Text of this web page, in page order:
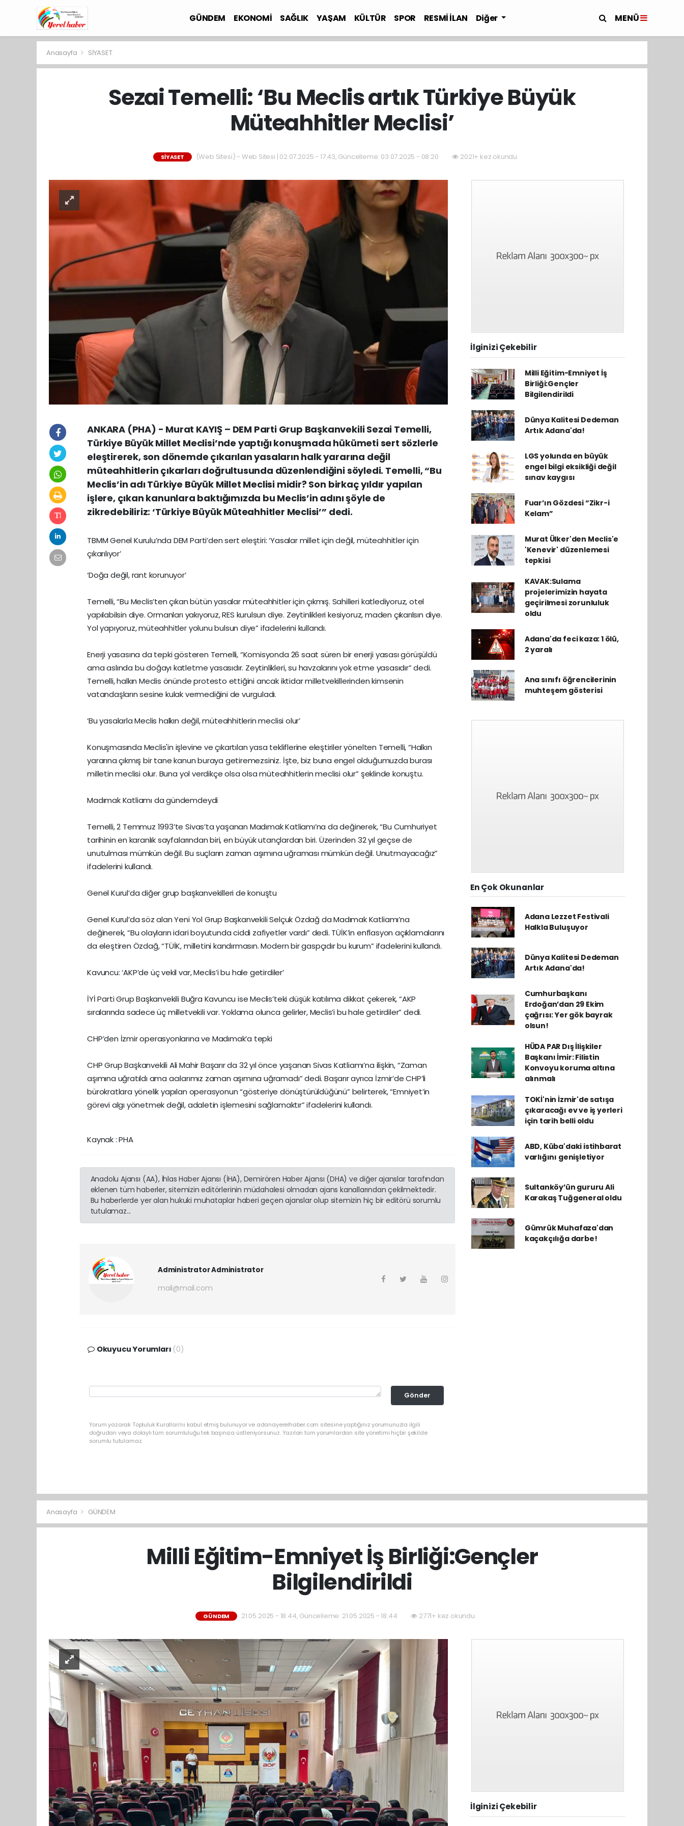
GÜNDEM EKONOMİ SAĞLIK YAŞAM KÜLTÜR SPOR RESMİ İLAN Diğer MENÜ
Anasayfa SİYASET
Sezai Temelli: ‘Bu Meclis artık Türkiye Büyük
Müteahhitler Meclisi’
SİYASET (Web Sitesi) - Web Sitesi | 02.07.2025 - 17:43, Güncelleme: 03.07.2025 - 08:20 2021+ kez okundu.
ANKARA (PHA) - Murat KAYIŞ – DEM Parti Grup Başkanvekili Sezai Temelli,
Türkiye Büyük Millet Meclisi’nde yaptığı konuşmada hükümeti sert sözlerle
eleştirerek, son dönemde çıkarılan yasaların halk yararına değil
müteahhitlerin çıkarları doğrultusunda düzenlendiğini söyledi. Temelli, “Bu
Meclis’in adı Türkiye Büyük Millet Meclisi midir? Son birkaç yıldır yapılan
işlere, çıkan kanunlara baktığımızda bu Meclis’in adını şöyle de
zikredebiliriz: ‘Türkiye Büyük Müteahhitler Meclisi’” dedi.
TBMM Genel Kurulu’nda DEM Parti’den sert eleştiri: ‘Yasalar millet için değil, müteahhitler için
çıkarılıyor’
‘Doğa değil, rant korunuyor’
Temelli, “Bu Meclis’ten çıkan bütün yasalar müteahhitler için çıkmış. Sahilleri katlediyoruz, otel
yapılabilsin diye. Ormanları yakıyoruz, RES kurulsun diye. Zeytinlikleri kesiyoruz, maden çıkarılsın diye.
Yol yapıyoruz, müteahhitler yolunu bulsun diye” ifadelerini kullandı.
Enerji yasasına da tepki gösteren Temelli, “Komisyonda 26 saat süren bir enerji yasası görüşüldü
ama aslında bu doğayı katletme yasasıdır. Zeytinlikleri, su havzalarını yok etme yasasıdır” dedi.
Temelli, halkın Meclis önünde protesto ettiğini ancak iktidar milletvekillerinden kimsenin
vatandaşların sesine kulak vermediğini de vurguladı.
‘Bu yasalarla Meclis halkın değil, müteahhitlerin meclisi olur’
Konuşmasında Meclis'in işlevine ve çıkartılan yasa tekliflerine eleştiriler yönelten Temelli, “Halkın
yararına çıkmış bir tane kanun buraya getiremezsiniz. İşte, biz buna engel olduğumuzda burası
milletin meclisi olur. Buna yol verdikçe olsa olsa müteahhitlerin meclisi olur” şeklinde konuştu.
Madımak Katliamı da gündemdeydi
Temelli, 2 Temmuz 1993’te Sivas’ta yaşanan Madımak Katliamı’na da değinerek, “Bu Cumhuriyet
tarihinin en karanlık sayfalarından biri, en büyük utançlardan biri. Üzerinden 32 yıl geçse de
unutulması mümkün değil. Bu suçların zaman aşımına uğraması mümkün değil. Unutmayacağız”
ifadelerini kullandı.
Genel Kurul’da diğer grup başkanvekilleri de konuştu
Genel Kurul’da söz alan Yeni Yol Grup Başkanvekili Selçuk Özdağ da Madımak Katliamı’na
değinerek, “Bu olayların idari boyutunda ciddi zafiyetler vardı” dedi. TÜİK’in enflasyon açıklamalarını
da eleştiren Özdağ, “TÜİK, milletini kandırmasın. Modern bir gaspçıdır bu kurum” ifadelerini kullandı.
Kavuncu: ‘AKP’de üç vekil var, Meclis’i bu hale getirdiler’
İYİ Parti Grup Başkanvekili Buğra Kavuncu ise Meclis’teki düşük katılıma dikkat çekerek, “AKP
sıralarında sadece üç milletvekili var. Yoklama olunca gelirler, Meclis’i bu hale getirdiler” dedi.
CHP’den İzmir operasyonlarına ve Madımak’a tepki
CHP Grup Başkanvekili Ali Mahir Başarır da 32 yıl önce yaşanan Sivas Katliamı’na ilişkin, “Zaman
aşımına uğratıldı ama acılarımız zaman aşımına uğramadı” dedi. Başarır ayrıca İzmir’de CHP’li
bürokratlara yönelik yapılan operasyonun “gösteriye dönüştürüldüğünü” belirterek, “Emniyet’in
görevi algı yönetmek değil, adaletin işlemesini sağlamaktır” ifadelerini kullandı.
Kaynak : PHA
Anadolu Ajansı (AA), İhlas Haber Ajansı (İHA), Demirören Haber Ajansı (DHA) ve diğer ajanslar tarafından
eklenen tüm haberler, sitemizin editörlerinin müdahalesi olmadan ajans kanallarından çekilmektedir.
Bu haberlerde yer alan hukuki muhataplar haberi geçen ajanslar olup sitemizin hiç bir editörü sorumlu
tutulamaz...
Administrator Administrator
mail@mail.com
Okuyucu Yorumları (0)
Gönder
Yorum yazarak Topluluk Kuralları’nı kabul etmiş bulunuyor ve adanayerelhaber.com sitesine yaptığınız yorumunuzla ilgili
doğrudan veya dolaylı tüm sorumluluğu tek başınıza üstleniyorsunuz. Yazılan tüm yorumlardan site yönetimi hiçbir şekilde
sorumlu tutulamaz.
İlginizi Çekebilir
Milli Eğitim-Emniyet İş
Birliği:Gençler
Bilgilendirildi
Dünya Kalitesi Dedeman
Artık Adana'da!
LGS yolunda en büyük
engel bilgi eksikliği değil
sınav kaygısı
Fuar’ın Gözdesi “Zikr-i
Kelam”
Murat Ülker'den Meclis'e
'Kenevir' düzenlemesi
tepkisi
KAVAK:Sulama
projelerimizin hayata
geçirilmesi zorunluluk
oldu
Adana'da feci kaza: 1 ölü,
2 yaralı
Ana sınıfı öğrencilerinin
muhteşem gösterisi
En Çok Okunanlar
Adana Lezzet Festivali
Halkla Buluşuyor
Dünya Kalitesi Dedeman
Artık Adana'da!
Cumhurbaşkanı
Erdoğan’dan 29 Ekim
çağrısı: Yer gök bayrak
olsun!
HÜDA PAR Dış İlişkiler
Başkanı İmir: Filistin
Konvoyu koruma altına
alınmalı
TOKİ'nin İzmir'de satışa
çıkaracağı ev ve iş yerleri
için tarih belli oldu
ABD, Küba'daki istihbarat
varlığını genişletiyor
Sultanköy’ün gururu Ali
Karakaş Tuğgeneral oldu
Gümrük Muhafaza'dan
kaçakçılığa darbe!
Anasayfa GÜNDEM
Milli Eğitim-Emniyet İş Birliği:Gençler
Bilgilendirildi
GÜNDEM 21.05.2025 - 18:44, Güncelleme: 21.05.2025 - 18:44 2771+ kez okundu.
İlginizi Çekebilir